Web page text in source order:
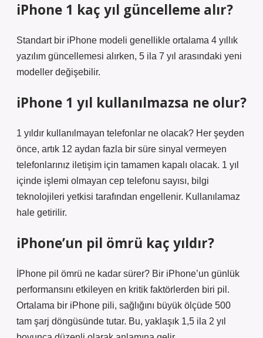
iPhone 1 kaç yıl güncelleme alır?
Standart bir iPhone modeli genellikle ortalama 4 yıllık
yazılım güncellemesi alırken, 5 ila 7 yıl arasındaki yeni
modeller değişebilir.
iPhone 1 yıl kullanılmazsa ne olur?
1 yıldır kullanılmayan telefonlar ne olacak? Her şeyden
önce, artık 12 aydan fazla bir süre sinyal vermeyen
telefonlarınız iletişim için tamamen kapalı olacak. 1 yıl
içinde işlemi olmayan cep telefonu sayısı, bilgi
teknolojileri yetkisi tarafından engellenir. Kullanılamaz
hale getirilir.
iPhone’un pil ömrü kaç yıldır?
İPhone pil ömrü ne kadar sürer? Bir iPhone’un günlük
performansını etkileyen en kritik faktörlerden biri pil.
Ortalama bir iPhone pili, sağlığını büyük ölçüde 500
tam şarj döngüsünde tutar. Bu, yaklaşık 1,5 ila 2 yıl